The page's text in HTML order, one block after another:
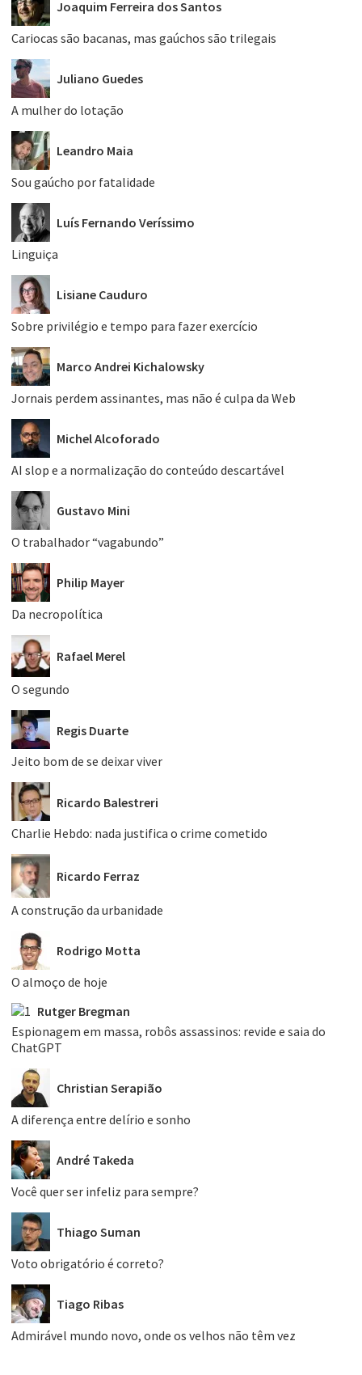
Joaquim Ferreira dos Santos
Cariocas são bacanas, mas gaúchos são trilegais
Juliano Guedes
A mulher do lotação
Leandro Maia
Sou gaúcho por fatalidade
Luís Fernando Veríssimo
Linguiça
Lisiane Cauduro
Sobre privilégio e tempo para fazer exercício
Marco Andrei Kichalowsky
Jornais perdem assinantes, mas não é culpa da Web
Michel Alcoforado
AI slop e a normalização do conteúdo descartável
Gustavo Mini
O trabalhador “vagabundo”
Philip Mayer
Da necropolítica
Rafael Merel
O segundo
Regis Duarte
Jeito bom de se deixar viver
Ricardo Balestreri
Charlie Hebdo: nada justifica o crime cometido
Ricardo Ferraz
A construção da urbanidade
Rodrigo Motta
O almoço de hoje
Rutger Bregman
Espionagem em massa, robôs assassinos: revide e saia do
ChatGPT
Christian Serapião
A diferença entre delírio e sonho
André Takeda
Você quer ser infeliz para sempre?
Thiago Suman
Voto obrigatório é correto?
Tiago Ribas
Admirável mundo novo, onde os velhos não têm vez